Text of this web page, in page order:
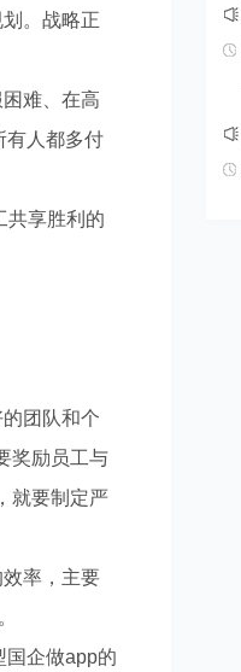
。战略正
难、在高
有人都多付
享胜利的
团队和个
奖励员工与
就要制定严
率，主要
企做app的